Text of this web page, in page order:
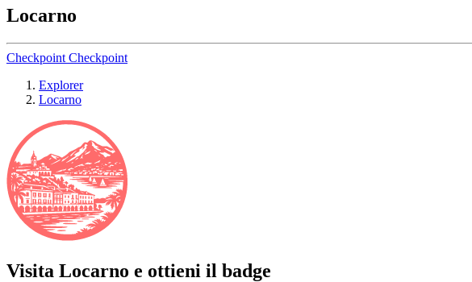
Locarno
Checkpoint Checkpoint
Explorer
Locarno
Visita Locarno e ottieni il badge